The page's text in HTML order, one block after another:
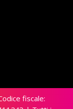
fiscale: